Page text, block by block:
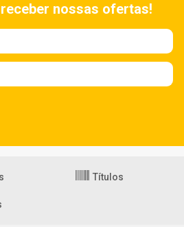
nossas ofertas!
Títulos